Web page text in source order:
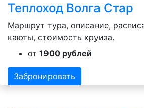
Теплоход Волга Стар
Маршрут тура, описание,
каюты, стоимость круиза.
от 1900 рублей
Забронировать